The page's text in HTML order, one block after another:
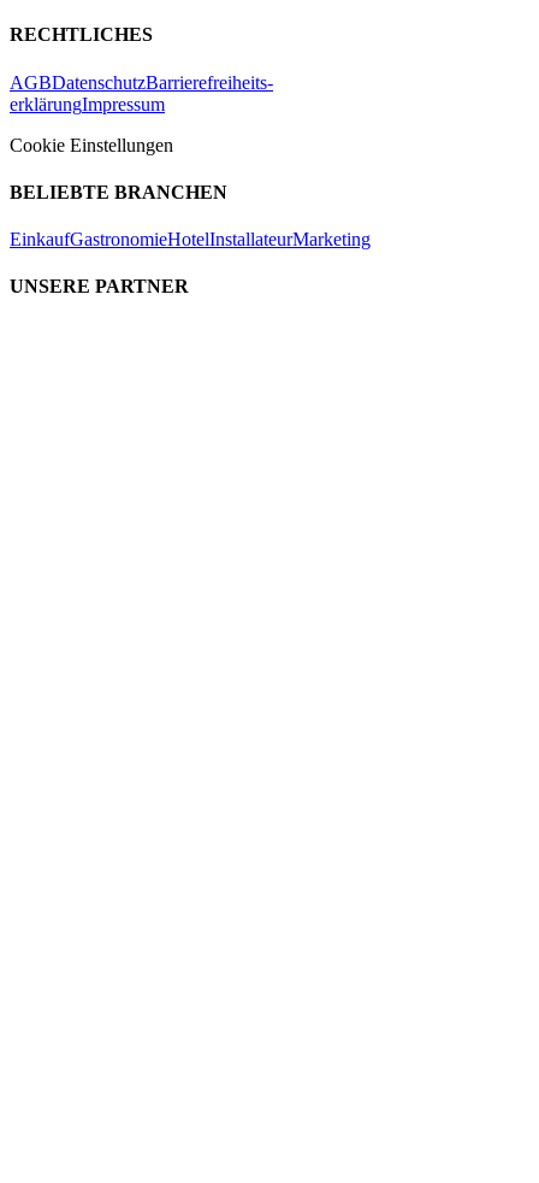
RECHTLICHES
AGBDatenschutzBarrierefreiheits-
erklärungImpressum
Cookie Einstellungen
BELIEBTE BRANCHEN
EinkaufGastronomieHotelInstallateurMarketing
UNSERE PARTNER